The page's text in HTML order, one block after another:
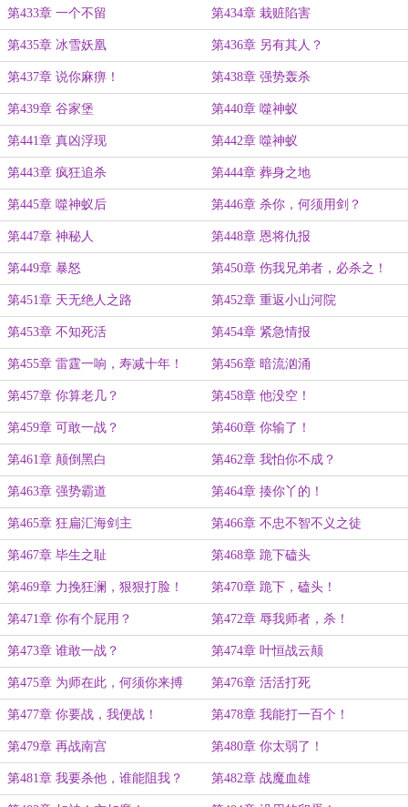
第433章 一个不留 第434章 栽赃陷害
第435章 冰雪妖凰 第436章 另有其人？
第437章 说你麻痹！ 第438章 强势轰杀
第439章 谷家堡 第440章 噬神蚁
第441章 真凶浮现 第442章 噬神蚁
第443章 疯狂追杀 第444章 葬身之地
第445章 噬神蚁后 第446章 杀你，何须用剑？
第447章 神秘人 第448章 恩将仇报
第449章 暴怒 第450章 伤我兄弟者，必杀之！
第451章 天无绝人之路 第452章 重返小山河院
第453章 不知死活 第454章 紧急情报
第455章 雷霆一响，寿减十年！ 第456章 暗流汹涌
第457章 你算老几？ 第458章 他没空！
第459章 可敢一战？ 第460章 你输了！
第461章 颠倒黑白 第462章 我怕你不成？
第463章 强势霸道 第464章 揍你丫的！
第465章 狂扁汇海剑主 第466章 不忠不智不义之徒
第467章 毕生之耻 第468章 跪下磕头
第469章 力挽狂澜，狠狠打脸！ 第470章 跪下，磕头！
第471章 你有个屁用？ 第472章 辱我师者，杀！
第473章 谁敢一战？ 第474章 叶恒战云颠
第475章 为师在此，何须你来搏
命？
第476章 活活打死
第477章 你要战，我便战！ 第478章 我能打一百个！
第479章 再战南宫 第480章 你太弱了！
第481章 我要杀他，谁能阻我？ 第482章 战魔血雄